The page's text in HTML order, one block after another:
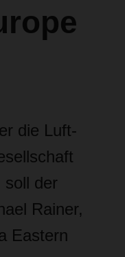
die Luft-
soll der
Rainer,
Eastern